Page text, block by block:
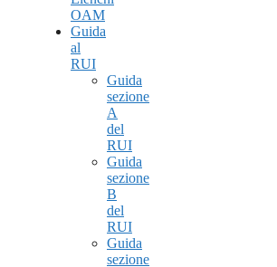
OAM
Guida
al
RUI
Guida
sezione
A
del
RUI
Guida
sezione
B
del
RUI
Guida
sezione